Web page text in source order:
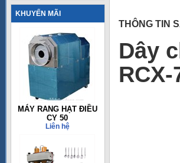
KHUYẾN MÃI
MÁY RANG HẠT ĐIỀU
CY 50
Liên hệ
THÔNG TIN
Dây
RCX-